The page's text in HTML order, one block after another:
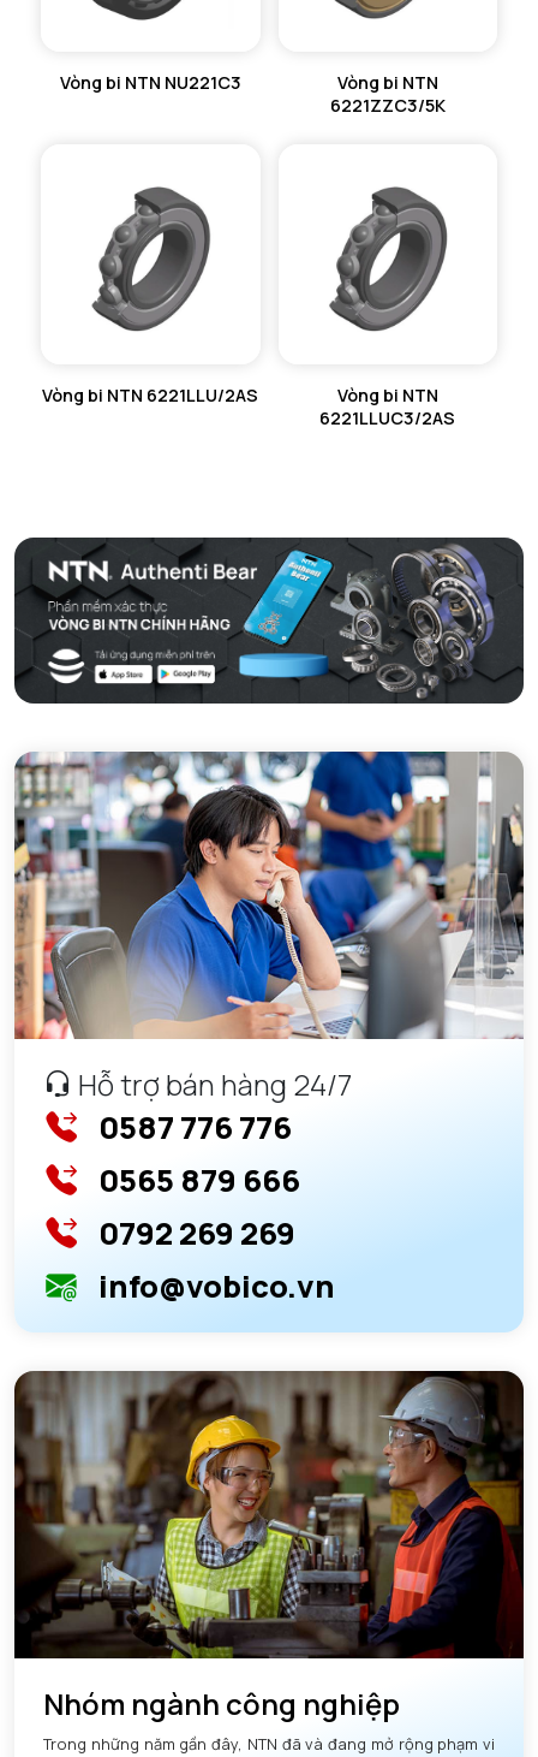
Vòng bi NTN NU221C3
Vòng bi NTN
6221ZZC3/5K
Vòng bi NTN 6221LLU/2AS
Vòng bi NTN
6221LLUC3/2AS
Hỗ trợ bán hàng 24/7
0587 776 776
0565 879 666
0792 269 269
info@vobico.vn
Nhóm ngành công nghiệp
Trong những năm gần đây, NTN đã và đang mở rộng phạm vi